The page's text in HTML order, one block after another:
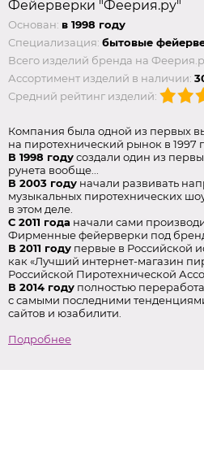
Фейерверки "Феерия.ру"
Основан: в 1998 году
Специализация: бытовые
Всего изделий бренда на
Ассортимент изделий в наличии:
Средний рейтинг изделий:
Компания была одной из первых
на пиротехнический рынок в 1997
В 1998 годусоздали один из
рунета вообще...
В 2003 году начали развивать
музыкальных пиротехнических
в этом деле.
С 2011 года начали сами
Фирменные фейерверки под
В 2011 году первые в Российской
как «Лучший интернет-магазин
Российской Пиротехнической
В 2014 году полностью
с самыми последними
сайтов и юзабилити.
Подробнее